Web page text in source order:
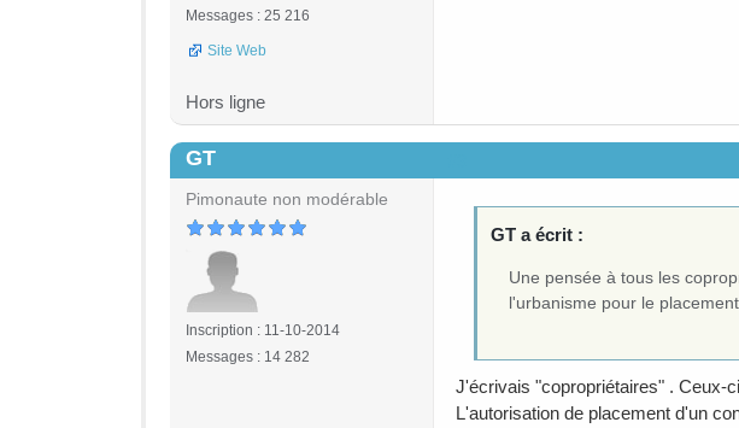
Messages : 25 216
Site Web
Hors ligne
GT
Pimonaute non modérable
Inscription : 11-10-2014
Messages : 14 282
GT a écrit :
Une pensée à tous les
l'urbanisme pour le
J'écrivais "copropriétaires" . Ceux-
L'autorisation de placement d'un